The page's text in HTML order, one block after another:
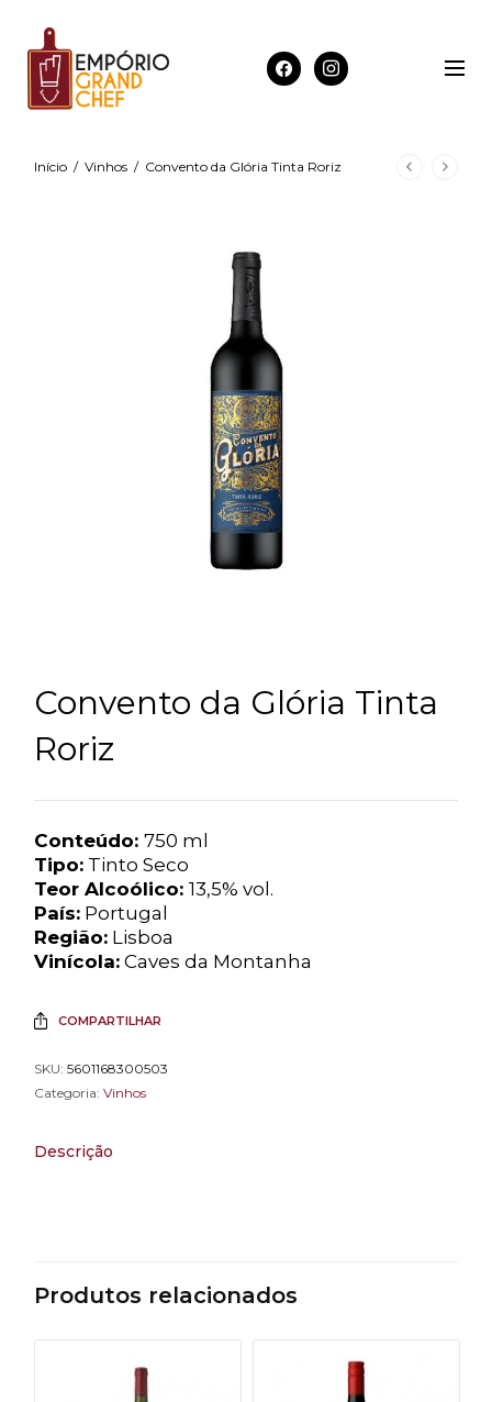
Início / Vinhos / Convento da Glória Tinta Roriz
Convento da Glória Tinta
Roriz
Conteúdo: 750 ml
Tipo:Tinto Seco
Teor Alcoólico: 13,5% vol.
País:Portugal
Região:Lisboa
Vinícola:Caves da Montanha
COMPARTILHAR
SKU: 5601168300503
Categoria: Vinhos
Descrição
Produtos relacionados